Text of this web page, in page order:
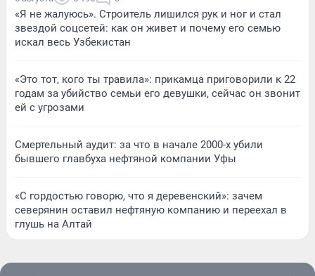
«Я не жалуюсь». Строитель лишился рук и ног и стал
звездой соцсетей: как он живет и почему его семью
искал весь Узбекистан
«Это тот, кого ты травила»: прикамца приговорили к 22
годам за убийство семьи его девушки, сейчас он звонит
ей с угрозами
Смертельный аудит: за что в начале 2000-х убили
бывшего главбуха нефтяной компании Уфы
«С гордостью говорю, что я деревенский»: зачем
северянин оставил нефтяную компанию и переехал в
глушь на Алтай